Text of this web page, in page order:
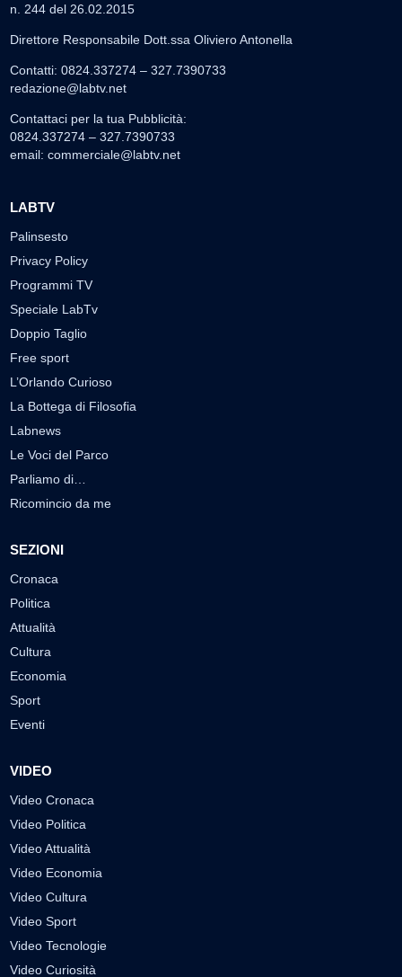
n. 244 del 26.02.2015
Direttore Responsabile Dott.ssa Oliviero Antonella
Contatti: 0824.337274 – 327.7390733
redazione@labtv.net
Contattaci per la tua Pubblicità:
0824.337274 – 327.7390733
email: commerciale@labtv.net
LABTV
Palinsesto
Privacy Policy
Programmi TV
Speciale LabTv
Doppio Taglio
Free sport
L’Orlando Curioso
La Bottega di Filosofia
Labnews
Le Voci del Parco
Parliamo di…
Ricomincio da me
SEZIONI
Cronaca
Politica
Attualità
Cultura
Economia
Sport
Eventi
VIDEO
Video Cronaca
Video Politica
Video Attualità
Video Economia
Video Cultura
Video Sport
Video Tecnologie
Video Curiosità